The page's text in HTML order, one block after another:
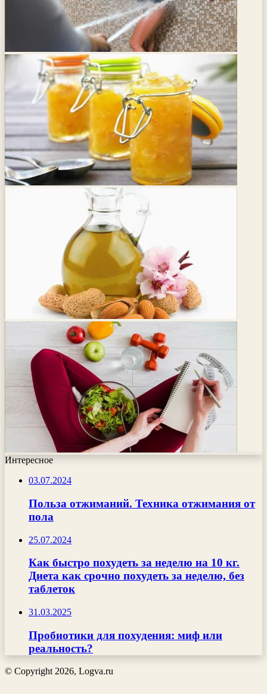
Интересное
03.07.2024
Польза отжиманий. Техника отжимания от
пола
25.07.2024
Как быстро похудеть за неделю на 10 кг.
Диета как срочно похудеть за неделю, без
таблеток
31.03.2025
Пробиотики для похудения: миф или
реальность?
© Copyright 2026, Logva.ru